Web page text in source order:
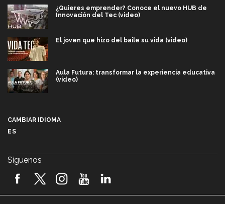
¿Quieres emprender? Conoce el nuevo HUB de
Innovación del Tec (video)
El joven que hizo del baile su vida (video)
Aula Futura: transformar la experiencia educativa
(video)
2026! (video)
CAMBIAR IDIOMA
ES
Síguenos